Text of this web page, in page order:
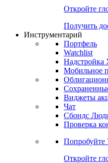
Откройте
Получить
Инструментарий
Портфель
Watchlist
Надстройка
Мобильное
Виджеты
Чат
Сбондс
Проверка
Попробуйте
Откройте